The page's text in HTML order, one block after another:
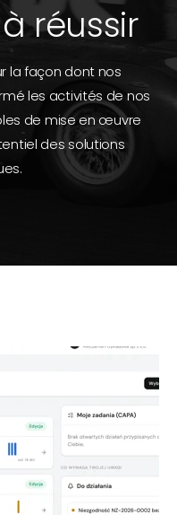
réussir
la façon dont nos
les activités de nos
de mise en œuvre
des solutions